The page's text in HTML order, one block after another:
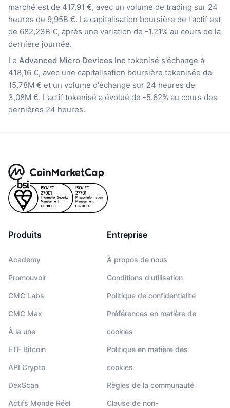
marché est de 417,91 €, avec un volume de trading sur 24
heures de 9,95B €. La capitalisation boursière de l'actif est
de 682,23B €, après une variation de -1.21% au cours de la
dernière journée.
Le Advanced Micro Devices Inc tokenisé s'échange à
418,16 €, avec une capitalisation boursière tokenisée de
15,78M € et un volume d'échange sur 24 heures de
3,08M €. L'actif tokenisé a évolué de -5.62% au cours des
dernières 24 heures.
Produits
Academy
Promouvoir
CMC Labs
CMC Max
À la une
ETF Bitcoin
API Crypto
DexScan
Actifs Monde Réel
Entreprise
À propos de nous
Conditions d'utilisation
Politique de confidentialité
Préférences en matière de
cookies
Politique en matière des
cookies
Règles de la communauté
Clause de non-